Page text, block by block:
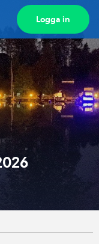
Visa Logga in